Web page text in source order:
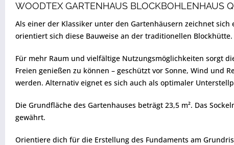
WOODTEX GARTENHAUS BLOCKBOHLENHAUS
Als einer der Klassiker unter den Gartenhäusern zeichnet
orientiert sich diese Bauweise an der traditionellen
Für mehr Raum und vielfältige Nutzungsmöglichkeiten sorgt
Freien genießen zu können – geschützt vor Sonne, Wind und
werden. Alternativ eignet es sich auch als optimaler
Die Grundfläche des Gartenhauses beträgt 23,5 m². Das
gewährt.
Orientiere dich für die Erstellung des Fundaments am